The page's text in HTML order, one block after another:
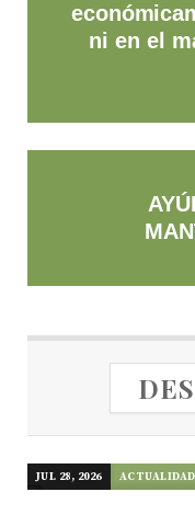
ni en el
JUL 28, 2026 ACTUALIDAD